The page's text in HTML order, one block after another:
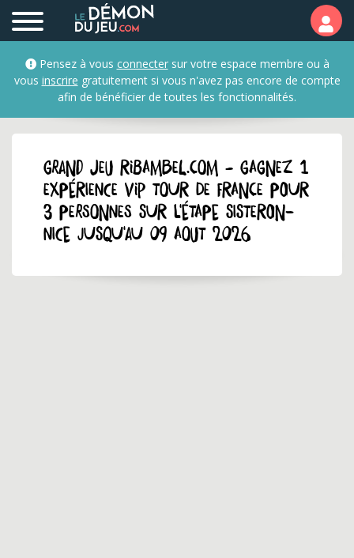
Pensez à vous connectersur votre espace membre ou à
vous inscrire gratuitement si vous n'avez pas encore de compte
afin de bénéficier de toutes les fonctionnalités.
GRAND JEU ribambel.com - Gagnez 1
expérience VIP Tour de France pour
3 personnes sur l'étape Sisteron–
Nice jusqu'au 09 aout 2026